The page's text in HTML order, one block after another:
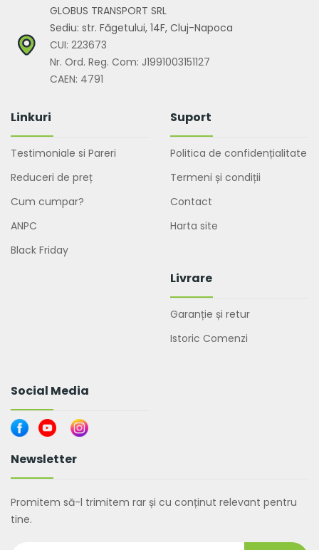
GLOBUS TRANSPORT SRL
Sediu: str. Făgetului, 14F, Cluj-Napoca
CUI: 223673
Nr. Ord. Reg. Com: J1991003151127
CAEN: 4791
Linkuri
Testimoniale si Pareri
Reduceri de preț
Cum cumpar?
ANPC
Black Friday
Suport
Politica de confidențialitate
Termeni și condiții
Contact
Harta site
Livrare
Garanție și retur
Istoric Comenzi
Social Media
Newsletter
Promitem să-l trimitem rar și cu conținut relevant pentru
tine.